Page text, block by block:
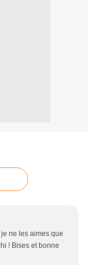
ne les aimes que
! Bises et bonne